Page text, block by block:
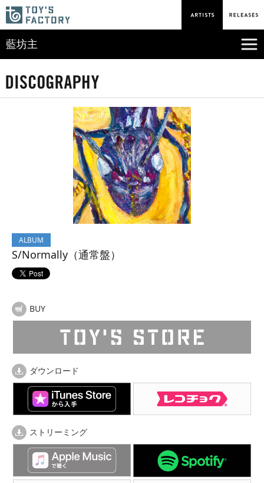
藍坊主
ALBUM
S/Normally（通常盤）
BUY
ダウンロード
ストリーミング